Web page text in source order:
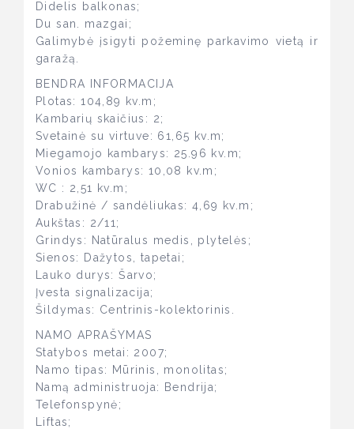
Didelis balkonas;
Du san. mazgai;
Galimybė įsigyti požeminę parkavimo vietą ir
garažą.
BENDRA INFORMACIJA
Plotas: 104,89 kv.m;
Kambarių skaičius: 2;
Svetainė su virtuve: 61,65 kv.m;
Miegamojo kambarys: 25.96 kv.m;
Vonios kambarys: 10,08 kv.m;
WC : 2,51 kv.m;
Drabužinė / sandėliukas: 4,69 kv.m;
Aukštas: 2/11;
Grindys: Natūralus medis, plytelės;
Sienos: Dažytos, tapetai;
Lauko durys: Šarvo;
Įvesta signalizacija;
Šildymas: Centrinis-kolektorinis.
NAMO APRAŠYMAS
Statybos metai: 2007;
Namo tipas: Mūrinis, monolitas;
Namą administruoja: Bendrija;
Telefonspynė;
Liftas;